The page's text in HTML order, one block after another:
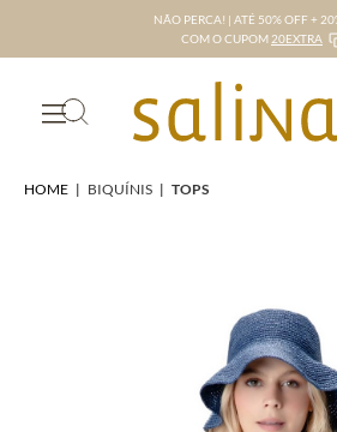
NÃO PERCA! | ATÉ 50% OFF +
COM O CUPOM 20EXTRA
HOME | BIQUÍNIS | TOPS